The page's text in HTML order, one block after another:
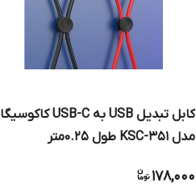
کابل تبدیل USB به USB-C کاکوسیگا
مدل KSC-351 طول 0.25متر
178,000